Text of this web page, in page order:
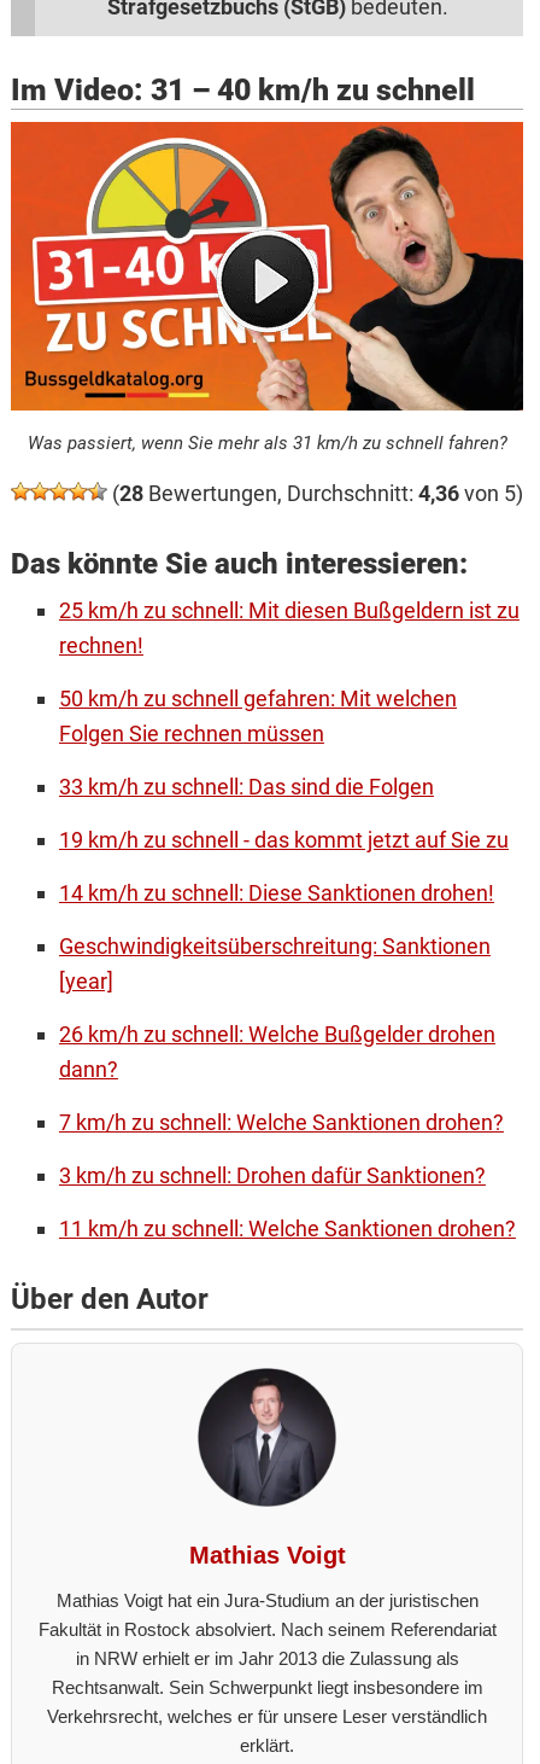
Strafgesetzbuchs (StGB)bedeuten.
Im Video: 31 – 40 km/h zu schnell
Was passiert, wenn Sie mehr als 31 km/h zu schnell fahren?
(28Bewertungen, Durchschnitt: 4,36von 5)
Das könnte Sie auch interessieren:
25 km/h zu schnell: Mit diesen Bußgeldern ist zu
rechnen!
50 km/h zu schnell gefahren: Mit welchen
Folgen Sie rechnen müssen
33 km/h zu schnell: Das sind die Folgen
19 km/h zu schnell - das kommt jetzt auf Sie zu
14 km/h zu schnell: Diese Sanktionen drohen!
Geschwindigkeitsüberschreitung: Sanktionen
[year]
26 km/h zu schnell: Welche Bußgelder drohen
dann?
7 km/h zu schnell: Welche Sanktionen drohen?
3 km/h zu schnell: Drohen dafür Sanktionen?
11 km/h zu schnell: Welche Sanktionen drohen?
Über den Autor
Mathias Voigt
Mathias Voigt hat ein Jura-Studium an der juristischen
Fakultät in Rostock absolviert. Nach seinem Referendariat
in NRW erhielt er im Jahr 2013 die Zulassung als
Rechtsanwalt. Sein Schwerpunkt liegt insbesondere im
Verkehrsrecht, welches er für unsere Leser verständlich
erklärt.